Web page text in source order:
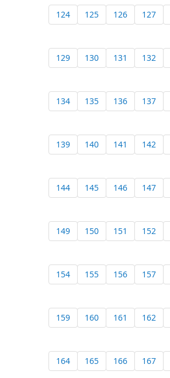
124 125 126 127
129 130 131 132
134 135 136 137
139 140 141 142
144 145 146 147
149 150 151 152
154 155 156 157
159 160 161 162
164 165 166 167